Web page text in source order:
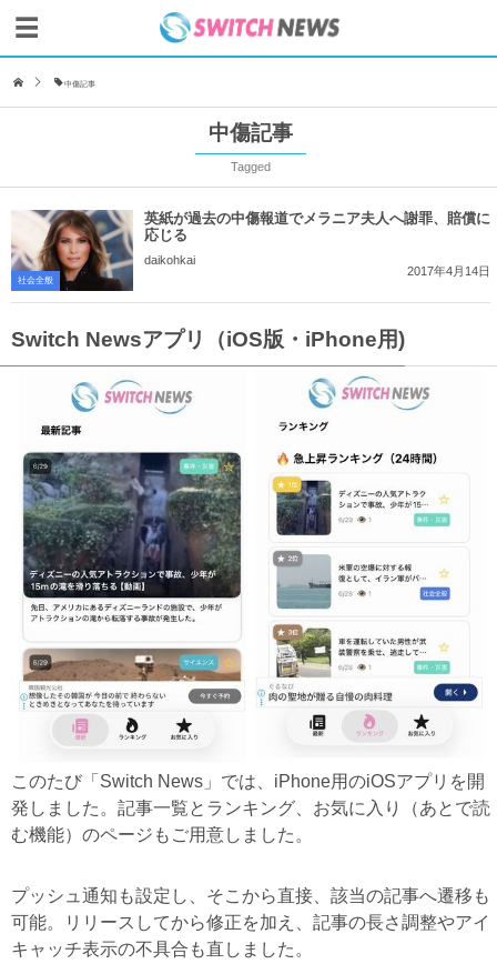
中傷記事
中傷記事
Tagged
社会全般
英紙が過去の中傷報道でメラニア夫人へ謝罪、賠償に
応じる
daikohkai
2017年4月14日
Switch Newsアプリ（iOS版・iPhone用)
このたび「Switch News」では、iPhone用のiOSアプリを開
発しました。記事一覧とランキング、お気に入り（あとで読
む機能）のページもご用意しました。
プッシュ通知も設定し、そこから直接、該当の記事へ遷移も
可能。リリースしてから修正を加え、記事の長さ調整やアイ
キャッチ表示の不具合も直しました。